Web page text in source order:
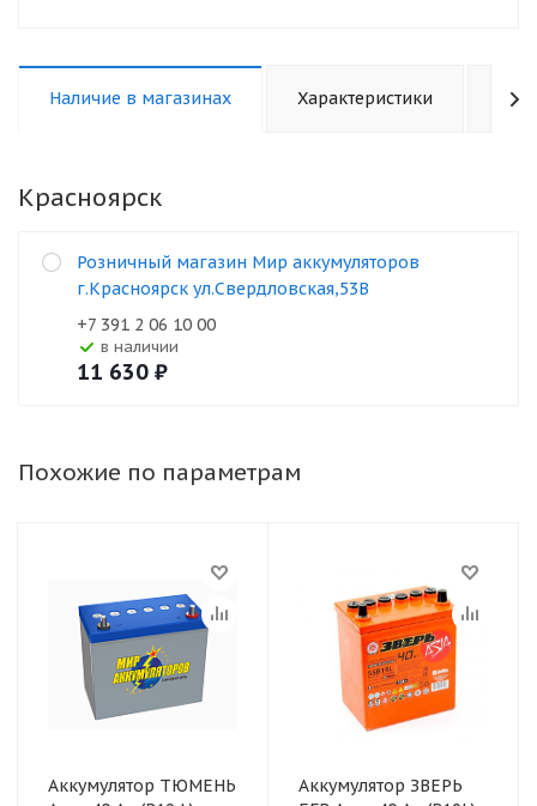
Наличие в магазинах Характеристики
Красноярск
Розничный магазин Мир аккумуляторов
г.Красноярск ул.Свердловская,53В
+7 391 2 06 10 00
В наличии
11 630 ₽
Похожие по параметрам
Аккумулятор ТЮМЕНЬ
Аккумулятор ЗВЕРЬ